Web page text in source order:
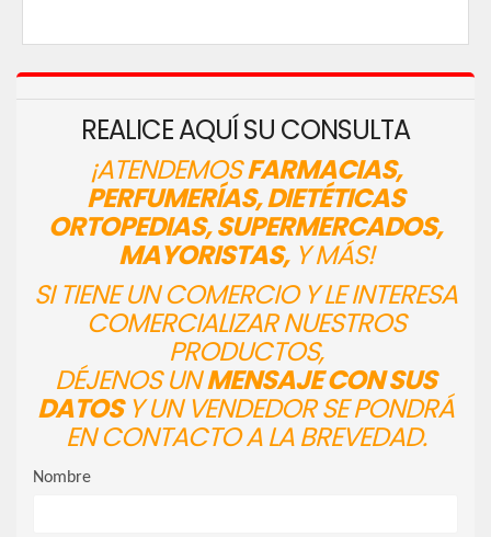
REALICE AQUÍ SU CONSULTA
¡ATENDEMOSFARMACIAS,
PERFUMERÍAS, DIETÉTICAS
ORTOPEDIAS, SUPERMERCADOS,
MAYORISTAS,Y MÁS!
SI TIENE UN COMERCIO Y LE INTERESA
COMERCIALIZAR NUESTROS
PRODUCTOS,
DÉJENOS UNMENSAJE CON SUS
DATOSY UN VENDEDOR SE PONDRÁ
EN CONTACTO A LA BREVEDAD.
Nombre